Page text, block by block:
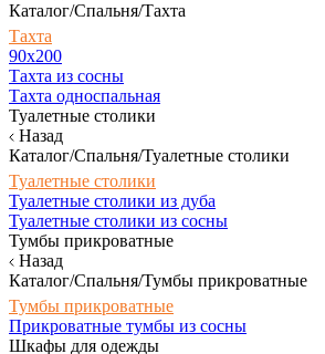
Каталог/Спальня/Тахта
Тахта
90х200
Тахта из сосны
Тахта односпальная
Туалетные столики
Назад
Каталог/Спальня/Туалетные столики
Туалетные столики
Туалетные столики из дуба
Туалетные столики из сосны
Тумбы прикроватные
Назад
Каталог/Спальня/Тумбы прикроватные
Тумбы прикроватные
Прикроватные тумбы из сосны
Шкафы для одежды